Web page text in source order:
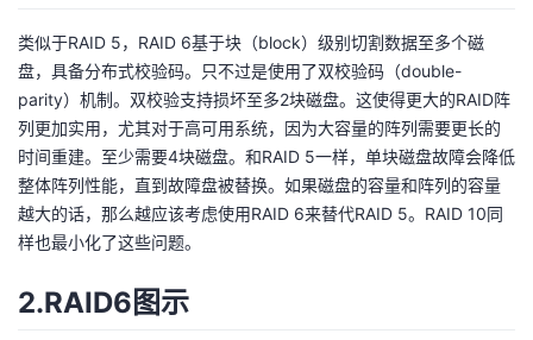
类似于RAID 5，RAID 6基于块（block）级别切割数据至多个磁
盘，具备分布式校验码。只不过是使用了双校验码（double-
parity）机制。双校验支持损坏至多2块磁盘。这使得更大的RAID阵
列更加实用，尤其对于高可用系统，因为大容量的阵列需要更长的
时间重建。至少需要4块磁盘。和RAID 5一样，单块磁盘故障会降低
整体阵列性能，直到故障盘被替换。如果磁盘的容量和阵列的容量
越大的话，那么越应该考虑使用RAID 6来替代RAID 5。RAID 10同
样也最小化了这些问题。
2.RAID6图示